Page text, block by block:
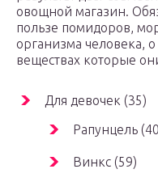
овощной магазин.
пользе помидоров,
организма человека,
веществах которые
Для девочек (35)
Рапунцель
Винкс (59)